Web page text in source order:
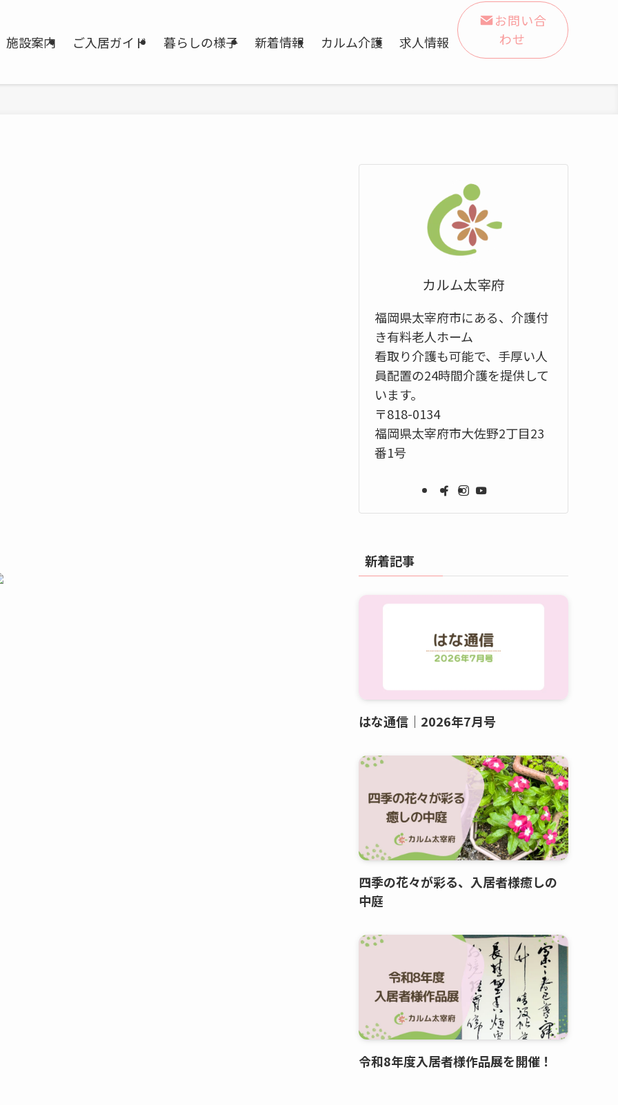
施設案内 ご入居ガイド 暮らしの様子 新着情報 カルム介護 求人情報
お問い合
わせ
カルム太宰府
福岡県太宰府市にある、介護付
き有料老人ホーム
看取り介護も可能で、手厚い人
員配置の24時間介護を提供して
います。
〒818-0134
福岡県太宰府市大佐野2丁目23
番1号
新着記事
はな通信｜2026年7月号
四季の花々が彩る、入居者様癒しの
中庭
令和8年度入居者様作品展を開催！